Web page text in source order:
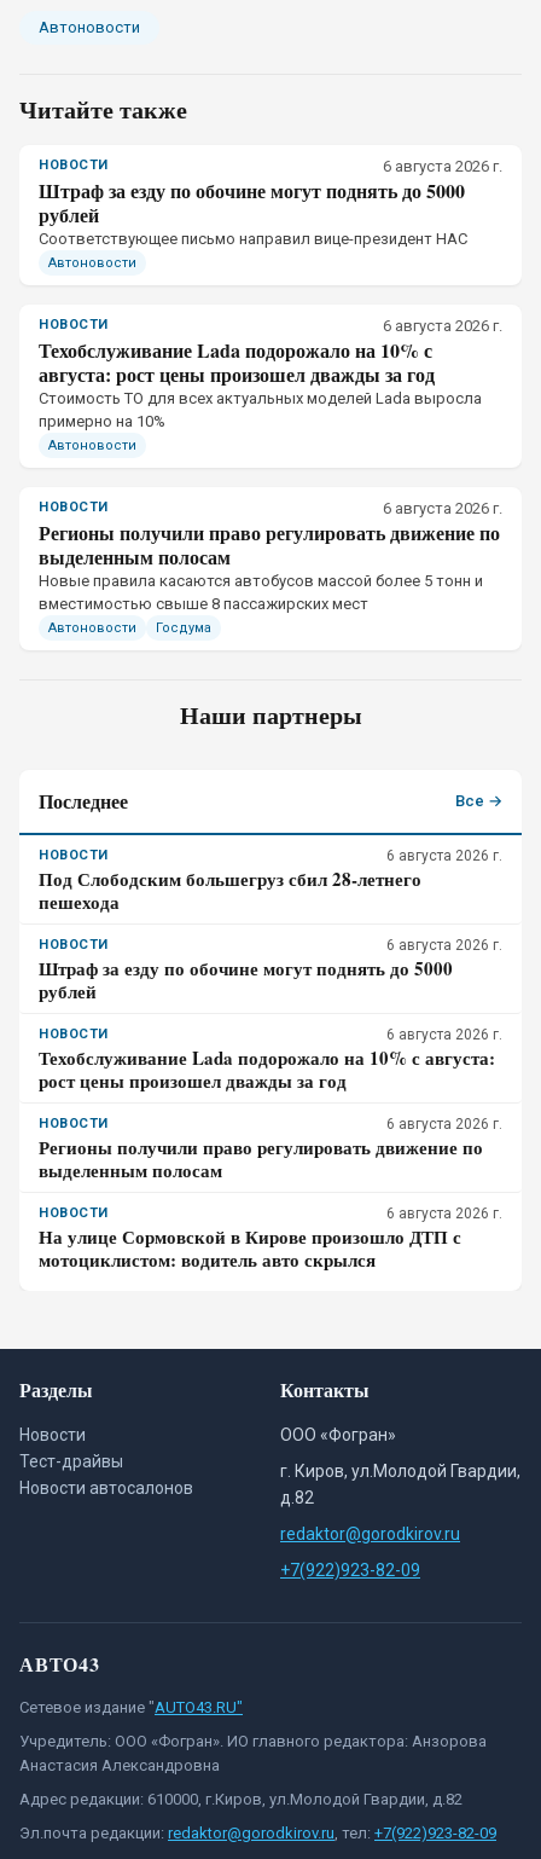
Автоновости
Читайте также
НОВОСТИ 6 августа 2026 г.
Штраф за езду по обочине могут поднять до 5000
рублей
Соответствующее письмо направил вице-президент НАС
Автоновости
НОВОСТИ 6 августа 2026 г.
Техобслуживание Lada подорожало на 10% с
августа: рост цены произошел дважды за год
Стоимость ТО для всех актуальных моделей Lada выросла
примерно на 10%
Автоновости
НОВОСТИ 6 августа 2026 г.
Регионы получили право регулировать движение по
выделенным полосам
Новые правила касаются автобусов массой более 5 тонн и
вместимостью свыше 8 пассажирских мест
Автоновости Госдума
Наши партнеры
Последнее Все →
НОВОСТИ 6 августа 2026 г.
Под Слободским большегруз сбил 28-летнего
пешехода
НОВОСТИ 6 августа 2026 г.
Штраф за езду по обочине могут поднять до 5000
рублей
НОВОСТИ 6 августа 2026 г.
Техобслуживание Lada подорожало на 10% с августа:
рост цены произошел дважды за год
НОВОСТИ 6 августа 2026 г.
Регионы получили право регулировать движение по
выделенным полосам
НОВОСТИ 6 августа 2026 г.
На улице Сормовской в Кирове произошло ДТП с
мотоциклистом: водитель авто скрылся
Разделы
Новости
Тест-драйвы
Новости автосалонов
Контакты
ООО «Фогран»
г. Киров, ул.Молодой Гвардии,
д.82
redaktor@gorodkirov.ru
+7(922)923-82-09
АВТО43
Сетевое издание "AUTO43.RU"
Учредитель: ООО «Фогран». ИО главного редактора: Анзорова
Анастасия Александровна
Адрес редакции: 610000, г.Киров, ул.Молодой Гвардии, д.82
Эл.почта редакции: redaktor@gorodkirov.ru, тел: +7(922)923-82-09